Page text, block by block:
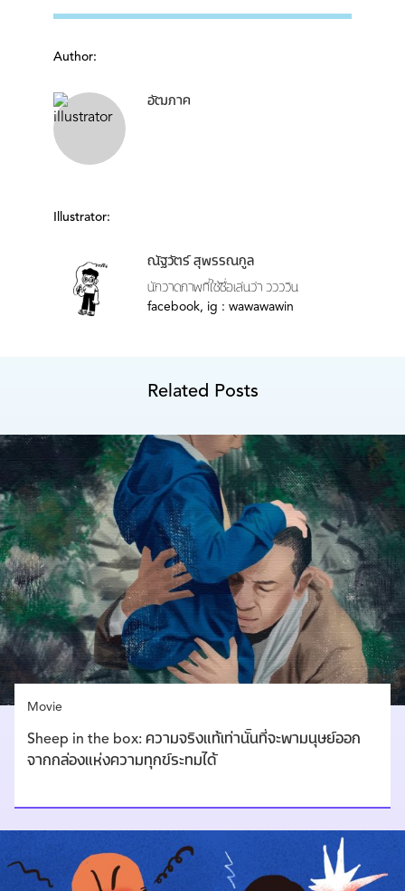
Author:
อัฒภาค
Illustrator:
ณัฐวัตร์ สุพรรณกูล
นักวาดภาพที่ใช้ชื่อเล่นว่า ววววิน
facebook, ig : wawawawin
Related Posts
Movie
Sheep in the box: ความจริงแท้เท่านั้นที่จะพามนุษย์ออก
จากกล่องแห่งความทุกข์ระทมได้